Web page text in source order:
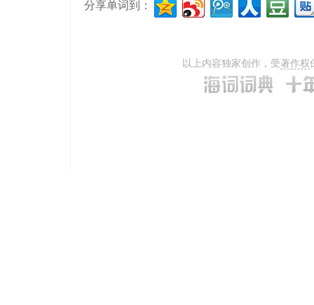
分享单词到：
以上内容独家创作，受著作权